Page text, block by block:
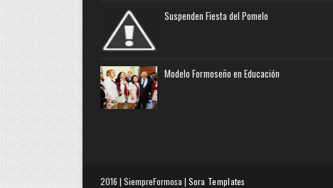
Suspenden Fiesta del Pomelo
Modelo Formoseño en Educación
2016 | SiempreFormosa | Sora Templates